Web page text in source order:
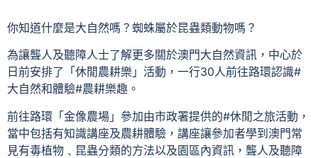
你知道什麼是大自然嗎？蜘蛛屬於昆蟲類動物嗎？
為讓聾人及聽障人士了解更多關於澳門大自然資訊，中心於
日前安排了「休閒農耕樂」活動，一行30人前往路環認識#
大自然和體驗#農耕樂趣。
前往路環「金像農場」參加由市政署提供的#休閒之旅活動，
當中包括有知識講座及農耕體驗，講座讓參加者學到澳門常
見有毒植物﹑昆蟲分類的方法以及園區內資訊，聾人及聽障